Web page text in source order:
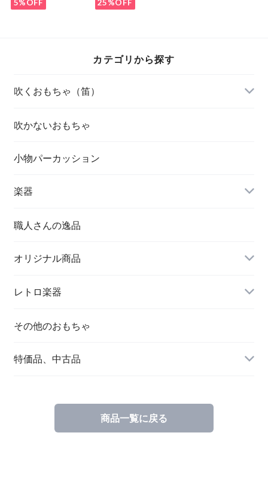
5%OFF 25%OFF
カテゴリから探す
吹くおもちゃ（笛）
吹かないおもちゃ
小物パーカッション
楽器
職人さんの逸品
オリジナル商品
レトロ楽器
その他のおもちゃ
特価品、中古品
商品一覧に戻る